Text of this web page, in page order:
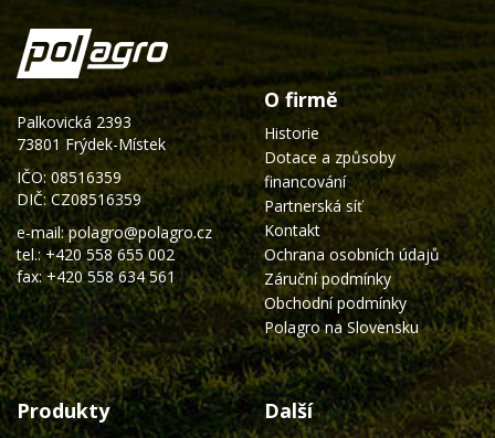
Palkovická 2393
73801 Frýdek-Místek
IČO: 08516359
DIČ: CZ08516359
e-mail:polagro@polagro.cz
tel.:+420 558 655 002
fax: +420 558 634 561
O firmě
Historie
Dotace a způsoby
financování
Partnerská síť
Kontakt
Ochrana osobních údajů
Záruční podmínky
Obchodní podmínky
Polagro na Slovensku
Produkty Další